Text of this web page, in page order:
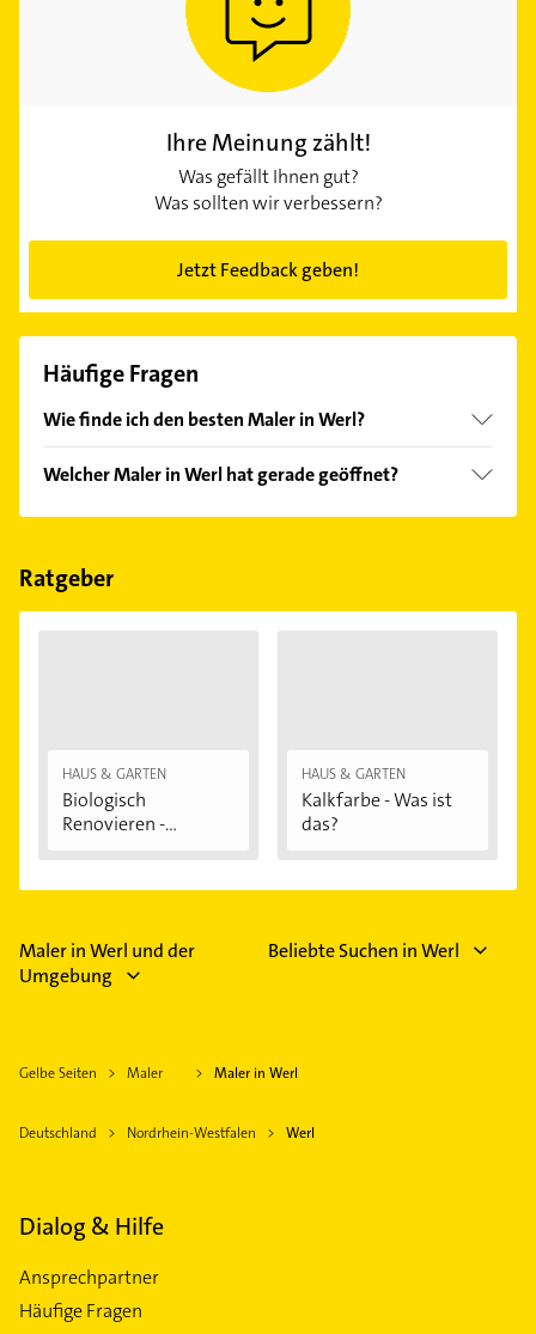
Ihre Meinung zählt!
Was gefällt Ihnen gut?
Was sollten wir verbessern?
Jetzt Feedback geben!
Häufige Fragen
Wie finde ich den besten Maler in Werl?
Kundenmeinungen und profitieren Sie von den
Empfehlungen. Die Suchergebnisse können Sie sich
Welcher Maler in Werl hat gerade geöffnet?
Im Anbieter-Bereich finden Sie alleÖffnungszeiten.
Feiertagen abweichen können.
Ratgeber
HAUS & GARTEN
Biologisch
Renovieren -
HAUS & GARTEN
Kalkfarbe - Was ist
das?
Maler in Werl und der
Umgebung
Beliebte Suchen in Werl
Gelbe Seiten Maler Maler in Werl
Deutschland Nordrhein-Westfalen Werl
Dialog & Hilfe
Ansprechpartner
Häufige Fragen